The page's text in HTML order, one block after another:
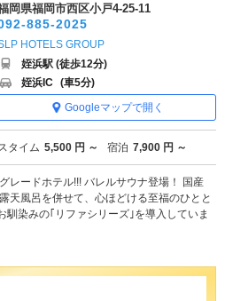
岡県福岡市西区小戸4-25-11
885-2025
HOTELS GROUP
姪浜駅 (徒歩12分)
姪浜IC (車5分)
Googleマップで開く
タイム 5,500 円 ～ 宿泊 7,900 円 ～
レードホテル!!! バレルサウナ登場！ 国産
天風呂を併せて、心ほどける至福のひとと
馴染みの｢リファシリーズ｣を導入していま